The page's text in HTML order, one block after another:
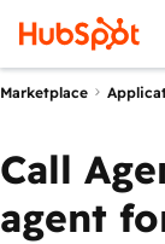
Marketplace
Call
agent